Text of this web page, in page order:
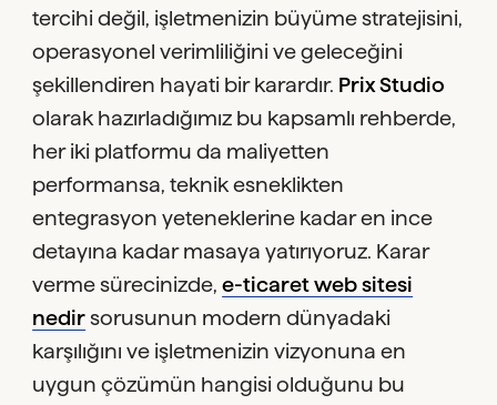
tercihi değil, işletmenizin büyüme stratejisini,
operasyonel verimliliğini ve geleceğini
şekillendiren hayati bir karardır. Prix Studio
olarak hazırladığımız bu kapsamlı rehberde,
her iki platformu da maliyetten
performansa, teknik esneklikten
entegrasyon yeteneklerine kadar en ince
detayına kadar masaya yatırıyoruz. Karar
verme sürecinizde,e-ticaret web sitesi
nedir sorusunun modern dünyadaki
karşılığını ve işletmenizin vizyonuna en
uygun çözümün hangisi olduğunu bu